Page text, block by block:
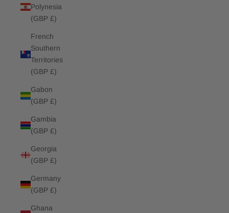
Polynesia
(GBP £)
French
Southern
Territories
(GBP £)
Gabon
(GBP £)
Gambia
(GBP £)
Georgia
(GBP £)
Germany
(GBP £)
Ghana